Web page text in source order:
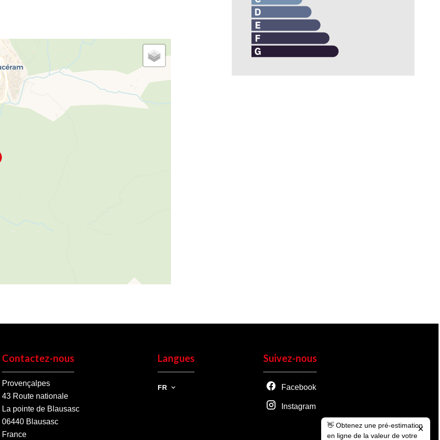
Contactez-nous
Provençalpes
43 Route nationale
La pointe de Blausasc
06440 Blausasc
France
Langues
FR
Suivez-nous
Facebook
Instagram
👋 Obtenez une pré-estimation
en ligne de la valeur de votre
✕